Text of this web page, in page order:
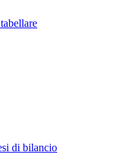
di bilancio